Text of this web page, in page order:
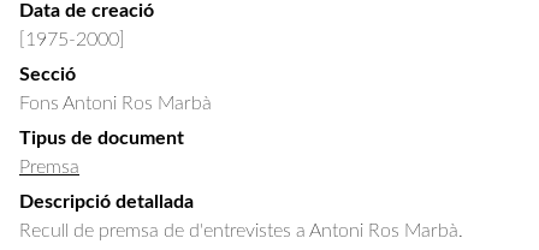
Data de creació
[1975-2000]
Secció
Fons Antoni Ros Marbà
Tipus de document
Premsa
Descripció detallada
Recull de premsa de d'entrevistes a Antoni Ros Marbà.